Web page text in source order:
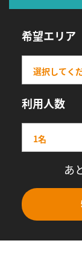
希望エリア
利用人数
あ